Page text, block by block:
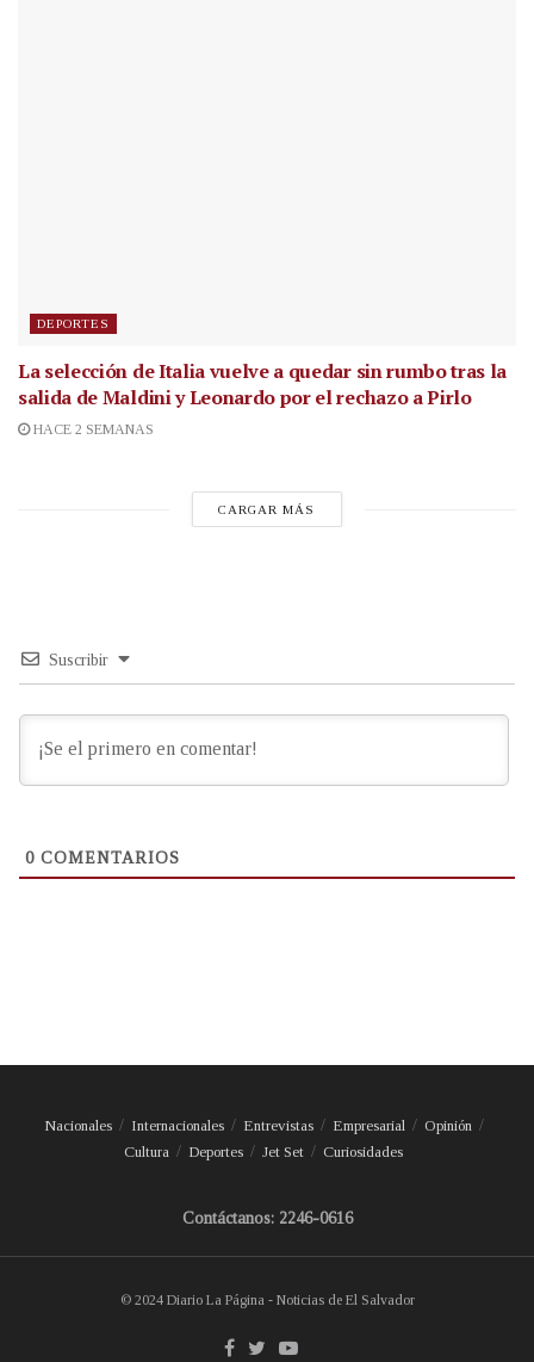
DEPORTES
La selección de Italia vuelve a quedar sin rumbo tras la
salida de Maldini y Leonardo por el rechazo a Pirlo
HACE 2 SEMANAS
CARGAR MÁS
Suscribir
0 COMENTARIOS
Nacionales Internacionales Entrevistas Empresarial
Opinión
Cultura
Deportes Jet Set Curiosidades
Contáctanos: 2246-0616
© 2024 Diario La Página - Noticias de El Salvador